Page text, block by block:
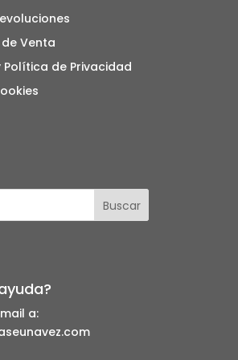
Venta
Política de Privacidad
a: